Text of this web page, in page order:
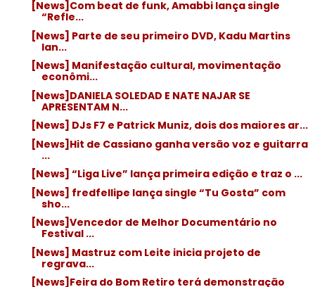
[News]Com beat de funk, Amabbi lança single
“Refle...
[News] Parte de seu primeiro DVD, Kadu Martins
lan...
[News] Manifestação cultural, movimentação
econômi...
[News]DANIELA SOLEDAD E NATE NAJAR SE
APRESENTAM N...
[News] DJs F7 e Patrick Muniz, dois dos maiores ar...
[News]Hit de Cassiano ganha versão voz e guitarra
...
[News] “Liga Live” lança primeira edição e traz o ...
[News] fredfellipe lança single “Tu Gosta” com
sho...
[News]Vencedor de Melhor Documentário no
Festival ...
[News] Mastruz com Leite inicia projeto de
regrava...
[News]Feira do Bom Retiro terá demonstração